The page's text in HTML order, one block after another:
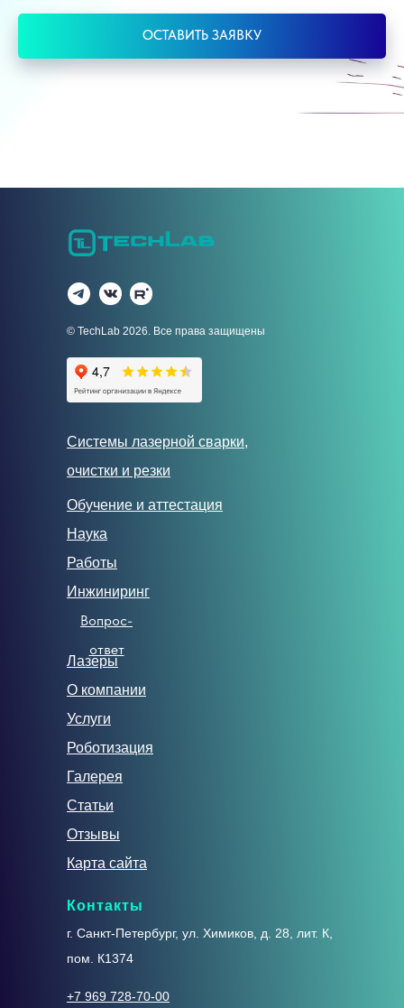
ОСТАВИТЬ ЗАЯВКУ
Системы лазерной сварки,
очистки и резки
Обучение и аттестация
Наука
Работы
Инжиниринг
Лазеры
О компании
Услуги
Роботизация
Галерея
Статьи
Отзывы
Карта сайта
Контакты
г. Санкт-Петербург, ул. Химиков, д. 28, лит. К,
пом. К1374
+7 969 728-70-00
© TechLab 2026. Все права защищены
Вопрос-
ответ